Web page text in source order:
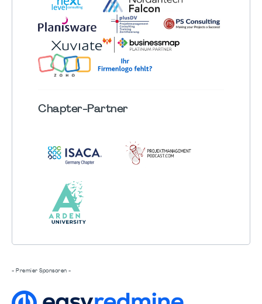
Chapter-Partner
- Premier Sponsoren -